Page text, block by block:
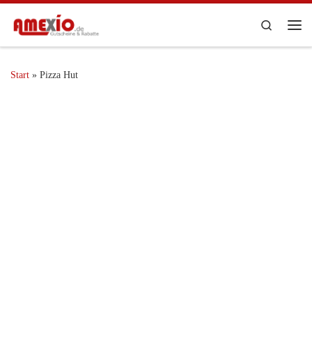
Zum Inhalt springen
Search
Start » Pizza Hut